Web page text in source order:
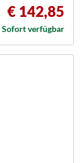
€ 142,85
Sofort verfügbar